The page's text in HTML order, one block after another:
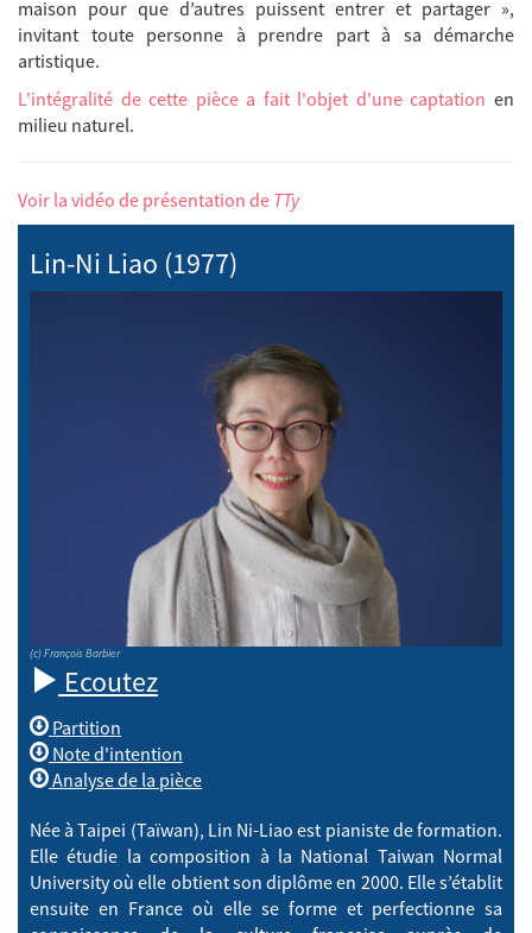
maison pour que d’autres puissent entrer et partager »,
invitant toute personne à prendre part à sa démarche
artistique.
L'intégralité de cette pièce a fait l'objet d'une captation en
milieu naturel.
Voir la vidéo de présentation de TTy
Lin-Ni Liao (1977)
(c) François Barbier
Ecoutez
Partition
Note d'intention
Analyse de la pièce
Née à Taipei (Taïwan), Lin Ni-Liao est pianiste de formation.
Elle étudie la composition à la National Taiwan Normal
University où elle obtient son diplôme en 2000. Elle s’établit
ensuite en France où elle se forme et perfectionne sa